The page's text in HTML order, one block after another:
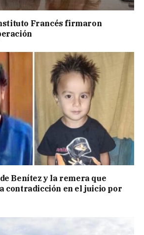
Francés firmaron
Benítez y la remera que
contradicción en el juicio por